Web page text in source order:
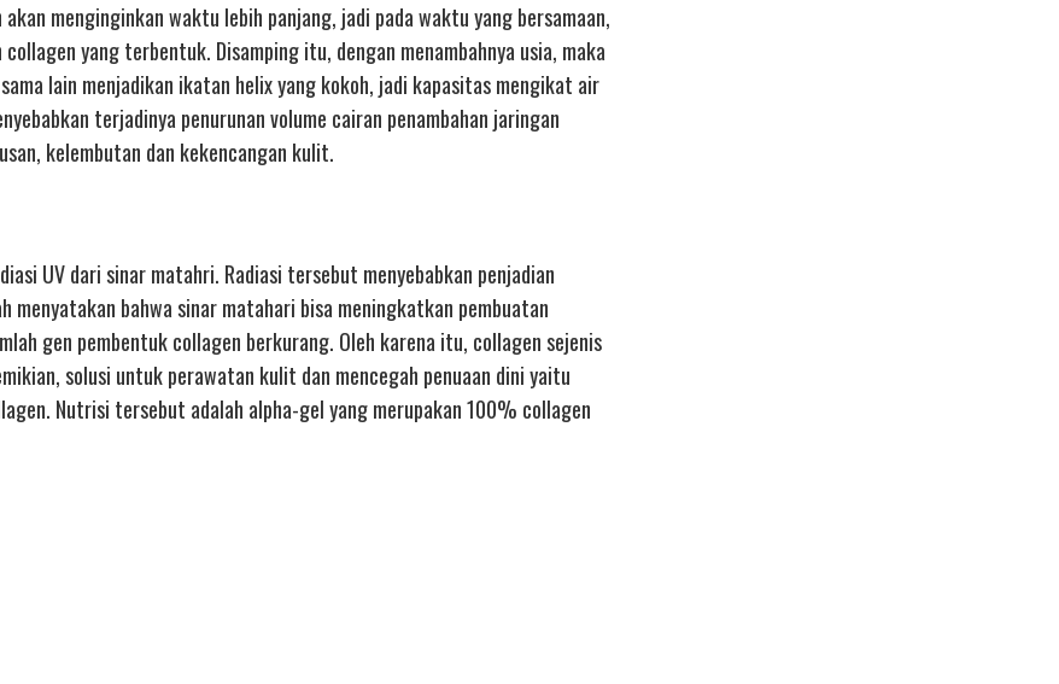
menginginkan waktu lebih panjang, jadi pada waktu yang bersamaan,
yang terbentuk. Disamping itu, dengan menambahnya usia, maka
lain menjadikan ikatan helix yang kokoh, jadi kapasitas mengikat air
terjadinya penurunan volume cairan penambahan jaringan
kelembutan dan kekencangan kulit.
UV dari sinar matahri. Radiasi tersebut menyebabkan penjadian
bahwa sinar matahari bisa meningkatkan pembuatan
gen pembentuk collagen berkurang. Oleh karena itu, collagen sejenis
solusi untuk perawatan kulit dan mencegah penuaan dini yaitu
Nutrisi tersebut adalah alpha-gel yang merupakan 100% collagen